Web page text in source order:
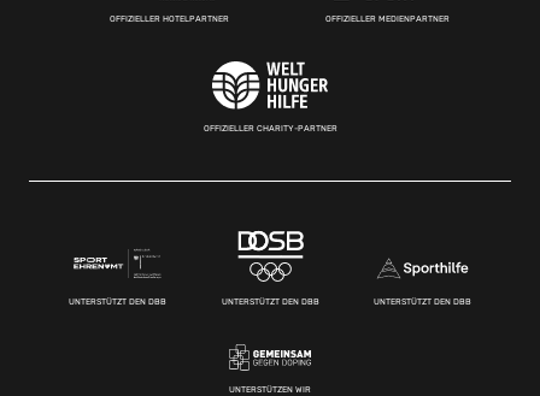
OFFIZIELLER HOTELPARTNER OFFIZIELLER MEDIENPARTNER
OFFIZIELLER CHARITY-PARTNER
UNTERSTÜTZT DEN DBB UNTERSTÜTZT DEN DBB UNTERSTÜTZT DEN DBB
UNTERSTÜTZEN WIR